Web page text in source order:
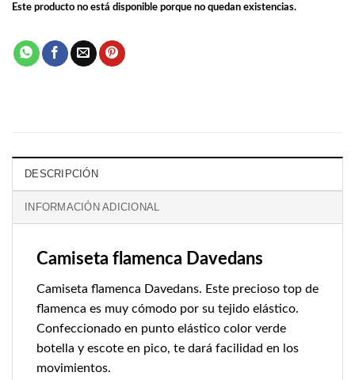
Este producto no está disponible porque no quedan existencias.
DESCRIPCIÓN
INFORMACIÓN ADICIONAL
Camiseta flamenca Davedans
Camiseta flamenca Davedans. Este precioso top de
flamenca es muy cómodo por su tejido elástico.
Confeccionado en punto elástico color verde
botella y escote en pico, te dará facilidad en los
movimientos.